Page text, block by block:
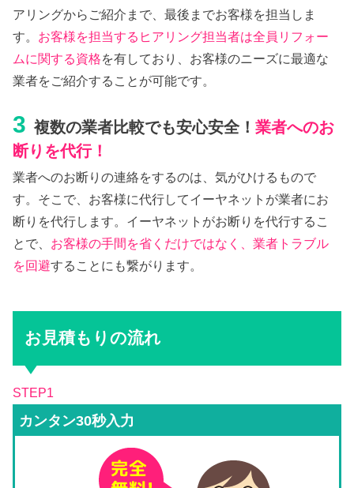
アリングからご紹介まで、最後までお客様を担当しま
す。 お客様を担当するヒアリング担当者は全員リフォー
ムに関する資格を有しており、お客様のニーズに最適な
業者をご紹介することが可能です。
3 複数の業者比較でも安心安全！業者へのお
断りを代行！
業者へのお断りの連絡をするのは、気がひけるもので
す。そこで、お客様に代行してイーヤネットが業者にお
断りを代行します。イーヤネットがお断りを代行するこ
とで、 お客様の手間を省くだけではなく、業者トラブル
を回避することにも繋がります。
お見積もりの流れ
STEP1
カンタン30秒入力